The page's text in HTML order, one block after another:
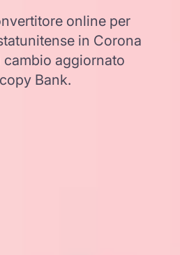
online per
in Corona
aggiornato
Bank.